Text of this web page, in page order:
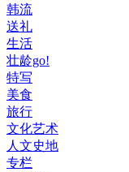
韩流
送礼
生活
壮龄go!
特写
美食
旅行
文化艺术
人文史地
专栏